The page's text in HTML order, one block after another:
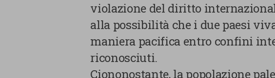
violazione del diritto
alla possibilità che i due paesi
maniera pacifica entro confini
riconosciuti.
Ciononostante, la popolazione